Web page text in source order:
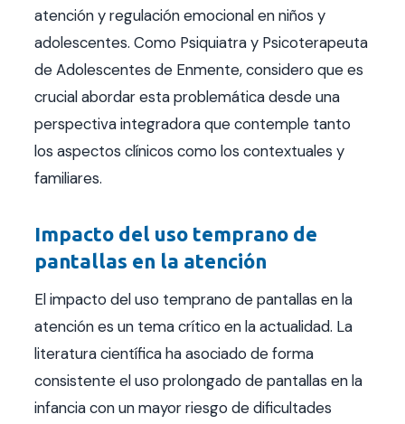
atención y regulación emocional en niños y
adolescentes. Como Psiquiatra y Psicoterapeuta
de Adolescentes de Enmente, considero que es
crucial abordar esta problemática desde una
perspectiva integradora que contemple tanto
los aspectos clínicos como los contextuales y
familiares.
Impacto del uso temprano de
pantallas en la atención
El impacto del uso temprano de pantallas en la
atención es un tema crítico en la actualidad. La
literatura científica ha asociado de forma
consistente el uso prolongado de pantallas en la
infancia con un mayor riesgo de dificultades